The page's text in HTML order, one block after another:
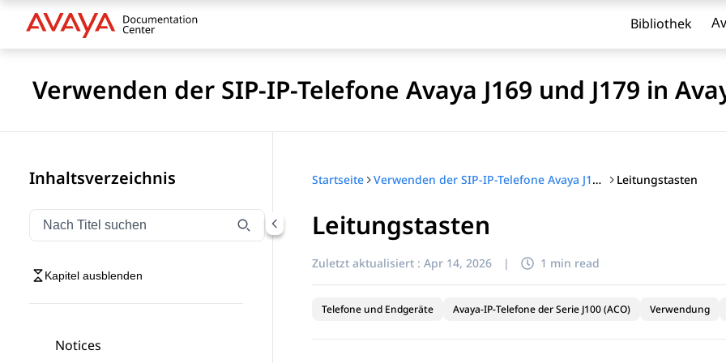
Bibliothek
Verwenden der SIP-IP-Telefone Avaya J169 und J179 in
Inhaltsverzeichnis
Navigation nach Titel filtern
Geben Sie Text ein, um Navigationselemente nach Titel zu filtern.
Kapitel ausblenden
Notices
Startseite Verwenden der SIP-IP-Telefone Avaya J169 und J179 in Avaya Aura® Leitungstasten
Leitungstasten
Zuletzt aktualisiert : Apr 14, 2026 | 1 min read
Telefone und Endgeräte Avaya-IP-Telefone der Serie J100 (ACO) Verwendung